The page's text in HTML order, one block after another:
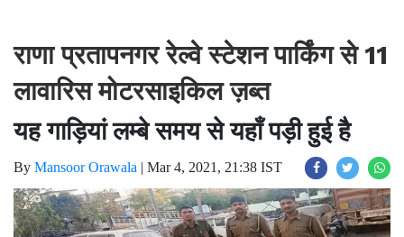
राणा प्रतापनगर रेल्वे स्टेशन पार्किंग से 11
लावारिस मोटरसाइकिल ज़ब्त
यह गाड़ियां लम्बे समय से यहाँ पड़ी हुई है
By Mansoor Orawala | Mar 4, 2021, 21:38 IST